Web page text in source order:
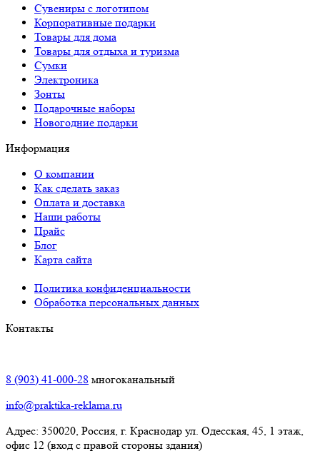
Сувениры с логотипом
Корпоративные подарки
Товары для дома
Товары для отдыха и туризма
Сумки
Электроника
Зонты
Подарочные наборы
Новогодние подарки
Информация
О компании
Как сделать заказ
Оплата и доставка
Наши работы
Прайс
Блог
Карта сайта
Политика конфиденциальности
Обработка персональных данных
Контакты
8 (903) 41-000-28 многоканальный
info@praktika-reklama.ru
Адрес: 350020, Россия, г. Краснодар ул. Одесская, 45, 1 этаж,
офис 12 (вход с правой стороны здания)